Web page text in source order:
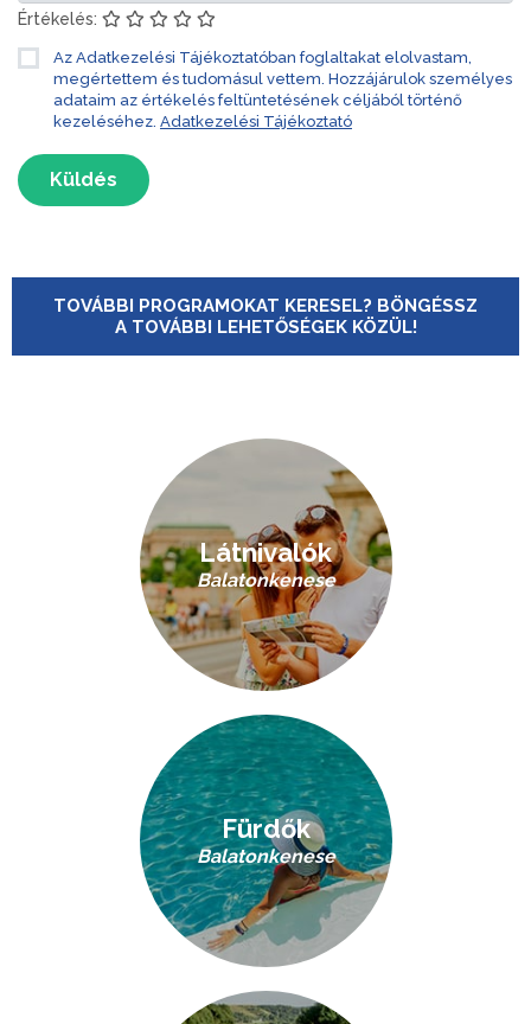
Értékelés:
Az Adatkezelési Tájékoztatóban foglaltakat elolvastam,
megértettem és tudomásul vettem. Hozzájárulok személyes
adataim az értékelés feltüntetésének céljából történő
kezeléséhez. Adatkezelési Tájékoztató
Küldés
TOVÁBBI PROGRAMOKAT KERESEL? BÖNGÉSSZ
A TOVÁBBI LEHETŐSÉGEK KÖZÜL!
Látnivalók
Balatonkenese
Fürdők
Balatonkenese